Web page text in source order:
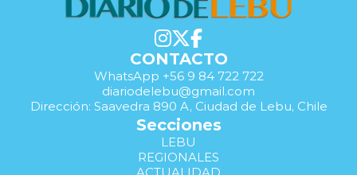
CONTACTO
WhatsApp +56 9 84 722 722
diariodelebu@gmail.com
Dirección: Saavedra 890 A, Ciudad de Lebu, Chile
Secciones
LEBU
REGIONALES
ACTUALIDAD